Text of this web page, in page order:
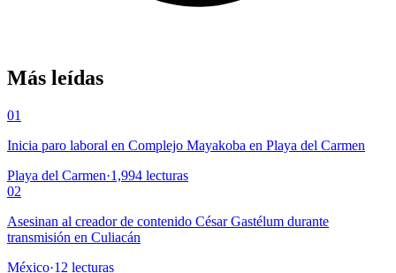
Más leídas
01
Inicia paro laboral en Complejo Mayakoba en Playa del Carmen
Playa del Carmen·1,994 lecturas
02
Asesinan al creador de contenido César Gastélum durante
transmisión en Culiacán
México·12 lecturas